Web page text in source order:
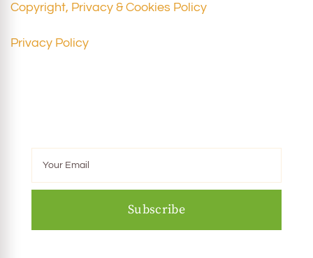
Copyright, Privacy & Cookies Policy
Privacy Policy